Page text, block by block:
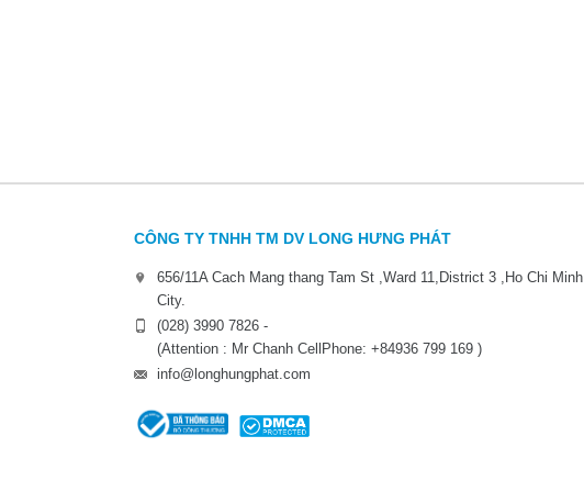
CÔNG TY TNHH TM DV LONG HƯNG PHÁT
656/11A Cach Mang thang Tam St ,Ward 11,District 3 ,Ho Chi Minh
City.
(028) 3990 7826 -
(Attention : Mr Chanh CellPhone: +84936 799 169 )
info@longhungphat.com